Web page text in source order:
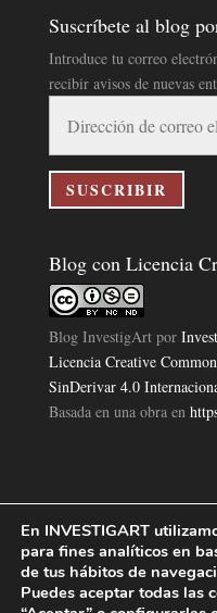
Suscríbete al blog
Introduce tu correo
recibir avisos de nuevas
correo
electrónico
SUSCRIBIR
Blog con Licencia
Blog InvestigArtpor
Licencia Creative
SinDerivar 4.0
Basada en una obra en
Política de Privacidad|
Investigart Copyright ©
En INVESTIGART
para fines analíticos en
de tus hábitos de
Puedes aceptar todas las